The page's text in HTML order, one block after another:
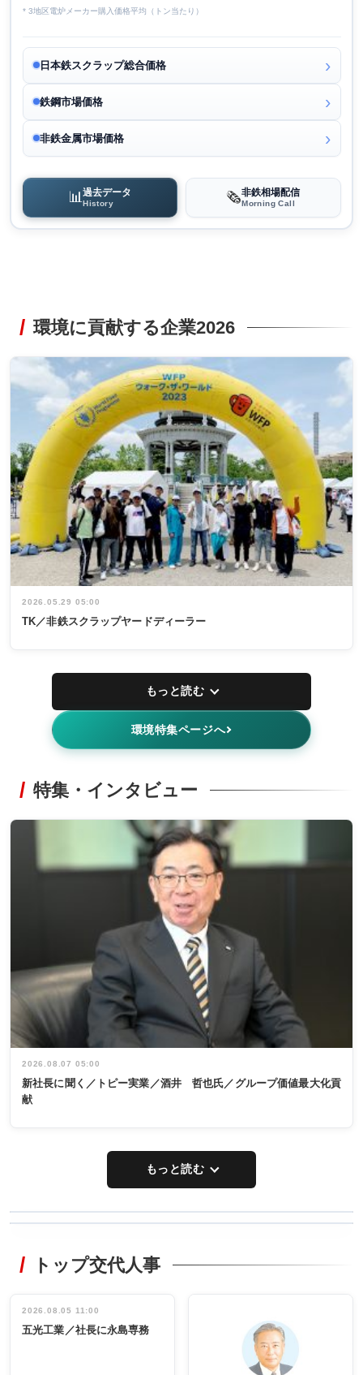
* 3地区電炉メーカー購入価格平均（トン当たり）
日本鉄スクラップ総合価格
鉄鋼市場価格
非鉄金属市場価格
📊過去データ
History 🗞️非鉄相場配信
Morning Call
環境に貢献する企業2026
2026.05.29 05:00
TK／非鉄スクラップヤードディーラー
もっと読む
環境特集ページへ
特集・インタビュー
2026.08.07 05:00
新社長に聞く／トピー実業／酒井 哲也氏／グループ価値最大化貢
献
もっと読む
非鉄業界で
インタビュ
ー／社内ア
タックトレー
祝う 業界関
係者ら220人
出席
トップ交代人事
2026.08.05 11:00
五光工業／社長に永島専務